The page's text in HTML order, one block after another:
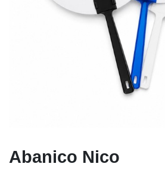
Abanico Nico